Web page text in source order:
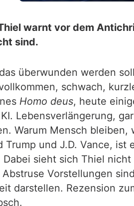
warnt vor dem
sind.
überwunden werden
schwach,
Homo deus, heute
Lebensverlängerung,
Warum Mensch
Trump und J.D. Vance,
sieht sich Thiel
Vorstellungen
darstellen. Rezension